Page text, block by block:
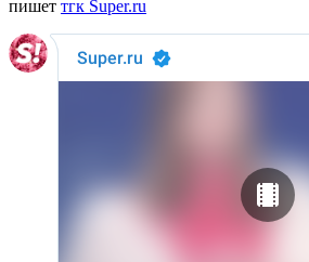
пишет тгк Super.ru